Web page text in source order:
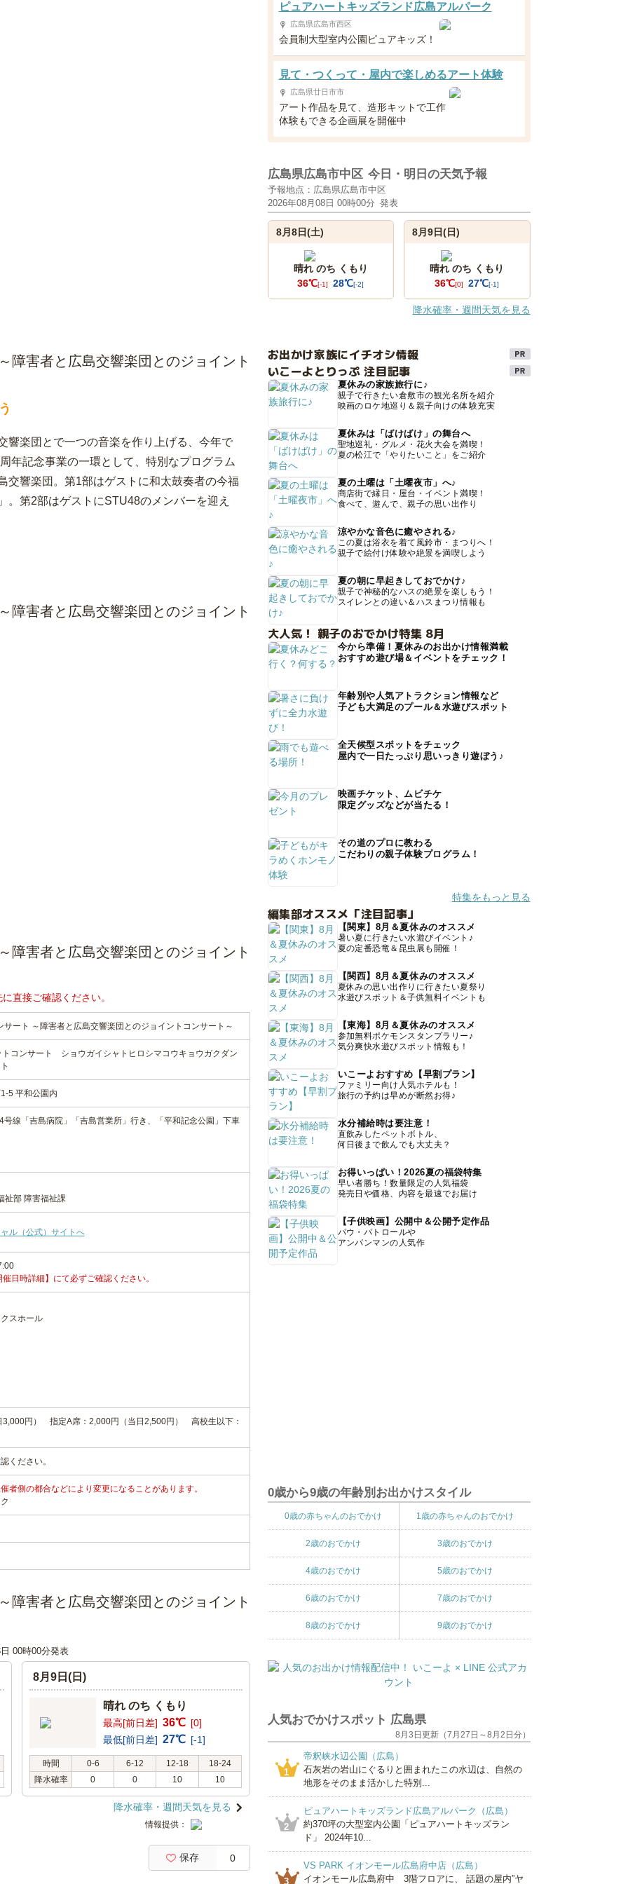
障害者と広島交響楽団とのジョイント
響楽団とで一つの音楽を作り上げる、今年で
年記念事業の一環として、特別なプログラム
交響楽団。第1部はゲストに和太鼓奏者の今福
第2部はゲストにSTU48のメンバーを迎え
障害者と広島交響楽団とのジョイント
障害者と広島交響楽団とのジョイント
直接ご確認ください。
ート ～障害者と広島交響楽団とのジョイントコンサート～
コンサート ショウガイシャトヒロシマコウキョウガクダン
5 平和公園内
線「吉島病院」「吉島営業所」行き、「平和記念公園」下車
祉部 障害福祉課
ル（公式）サイトへ
日時詳細】にて必ずご確認ください。
スホール
3,000円） 指定A席：2,000円（当日2,500円） 高校生以下：
ください。
者側の都合などにより変更になることがあります。
障害者と広島交響楽団とのジョイント
00時00分発表
8月9日(日)
晴れ のち くもり
最高[前日差] 36℃ [0]
最低[前日差] 27℃ [-1]
時間 0-6 6-12 12-18
18-24
降水確率
0 0 10 10
降水確率・週間天気を見る
情報提供：
保存 0
ピュアハートキッズランド広島アルパーク
広島県広島市西区
会員制大型室内公園ピュアキッズ！
見て・つくって・屋内で楽しめるアート体験
広島県廿日市市
アート作品を見て、造形キットで工作
体験もできる企画展を開催中
広島県広島市中区 今日・明日の天気予報
予報地点：広島県広島市中区
2026年08月08日 00時00分 発表
8月8日(土)
晴れ のち くもり
36℃[-1] 28℃[-2]
8月9日(日)
晴れ のち くもり
36℃[0] 27℃[-1]
降水確率・週間天気を見る
お出かけ家族にイチオシ情報
いこーよとりっぷ 注目記事
夏休みの家族旅行に♪
親子で行きたい倉敷市の観光名所を紹介
映画のロケ地巡り＆親子向けの体験充実
夏休みは「ばけばけ」の舞台へ
聖地巡礼・グルメ・花火大会を満喫！
夏の松江で「やりたいこと」をご紹介
夏の土曜は「土曜夜市」へ♪
商店街で縁日・屋台・イベント満喫！
食べて、遊んで、親子の思い出作り
涼やかな音色に癒やされる♪
この夏は浴衣を着て風鈴市・まつりへ！
親子で絵付け体験や絶景を満喫しよう
夏の朝に早起きしておでかけ♪
親子で神秘的なハスの絶景を楽しもう！
スイレンとの違い＆ハスまつり情報も
大人気！ 親子のおでかけ特集 8月
今から準備！夏休みのお出かけ情報満載
おすすめ遊び場＆イベントをチェック！
年齢別や人気アトラクション情報など
子ども大満足のプール＆水遊びスポット
全天候型スポットをチェック
屋内で一日たっぷり思いっきり遊ぼう♪
映画チケット、ムビチケ
限定グッズなどが当たる！
その道のプロに教わる
こだわりの親子体験プログラム！
特集をもっと見る
編集部オススメ「注目記事」
【関東】8月＆夏休みのオススメ
暑い夏に行きたい水遊びイベント♪
夏の定番恐竜＆昆虫展も開催！
【関西】8月＆夏休みのオススメ
夏休みの思い出作りに行きたい夏祭り
水遊びスポット＆子供無料イベントも
【東海】8月＆夏休みのオススメ
参加無料ポケモンスタンプラリー♪
気分爽快水遊びスポット情報も！
いこーよおすすめ【早割プラン】
ファミリー向け人気ホテルも！
旅行の予約は早めが断然お得♪
水分補給時は要注意！
直飲みしたペットボトル、
何日後まで飲んでも大丈夫？
お得いっぱい！2026夏の福袋特集
早い者勝ち！数量限定の人気福袋
発売日や価格、内容を最速でお届け
【子供映画】公開中＆公開予定作品
パウ・パトロールや
アンパンマンの人気作
0歳から9歳の年齢別お出かけスタイル
0歳の赤ちゃんのおでかけ 1歳の赤ちゃんのおでかけ
2歳のおでかけ 3歳のおでかけ
4歳のおでかけ 5歳のおでかけ
6歳のおでかけ 7歳のおでかけ
8歳のおでかけ 9歳のおでかけ
人気おでかけスポット 広島県
8月3日更新（7月27日～8月2日分）
1
帝釈峡水辺公園（広島）
石灰岩の岩山にぐるりと囲まれたこの水辺は、自然の
地形をそのまま活かした特別...
2
ピュアハートキッズランド広島アルパーク（広島）
約370坪の大型室内公園「ピュアハートキッズラン
ド」 2024年10...
3
VS PARK イオンモール広島府中店（広島）
イオンモール広島府中 3階フロアに、 話題の屋内”ヤ